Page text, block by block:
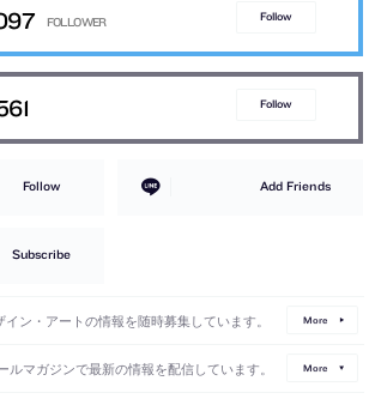
Follow
Follow
Follow Add Friends
Subscribe
ン・アートの情報を随時募集しています。 More
ルマガジンで最新の情報を配信しています。 More